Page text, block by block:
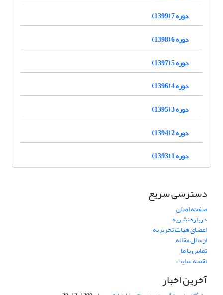
دوره 7 (1399)
دوره 6 (1398)
دوره 5 (1397)
دوره 4 (1396)
دوره 3 (1395)
دوره 2 (1394)
دوره 1 (1393)
دسترسی سریع
صفحه اصلی
درباره نشریه
اعضای هیات تحریریه
ارسال مقاله
تماس با ما
نقشه سایت
آخرین اخبار